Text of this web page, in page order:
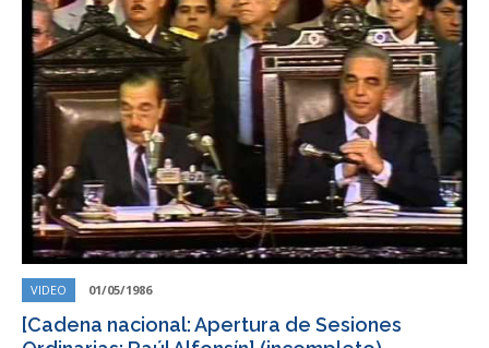
VIDEO 01/05/1986
[Cadena nacional: Apertura de Sesiones